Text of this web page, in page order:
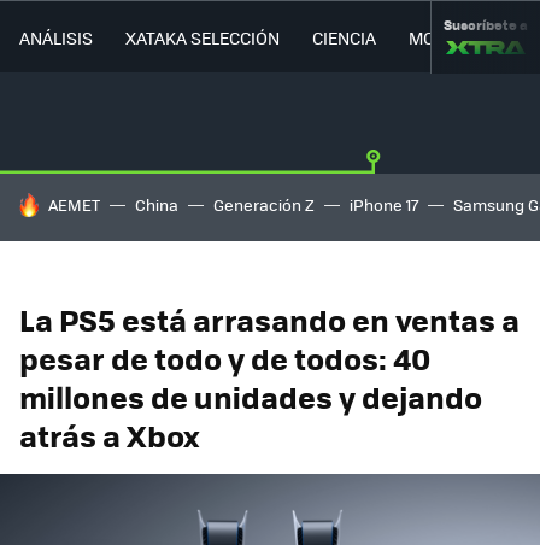
ANÁLISIS XATAKA SELECCIÓN CIENCIA MOVILIDAD
Suscríbete a
HOY SE HABLA DE
AEMET China Generación Z iPhone 17 Samsung
La PS5 está arrasando en ventas a
pesar de todo y de todos: 40
millones de unidades y dejando
atrás a Xbox